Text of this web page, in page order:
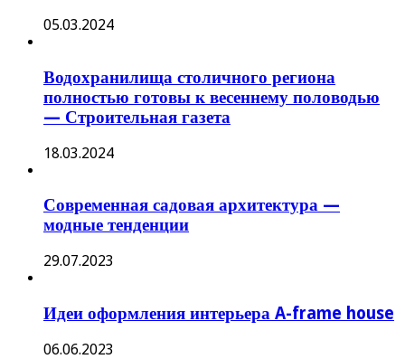
05.03.2024
Водохранилища столичного региона
полностью готовы к весеннему половодью
— Строительная газета
18.03.2024
Современная садовая архитектура —
модные тенденции
29.07.2023
Идеи оформления интерьера A-frame house
06.06.2023